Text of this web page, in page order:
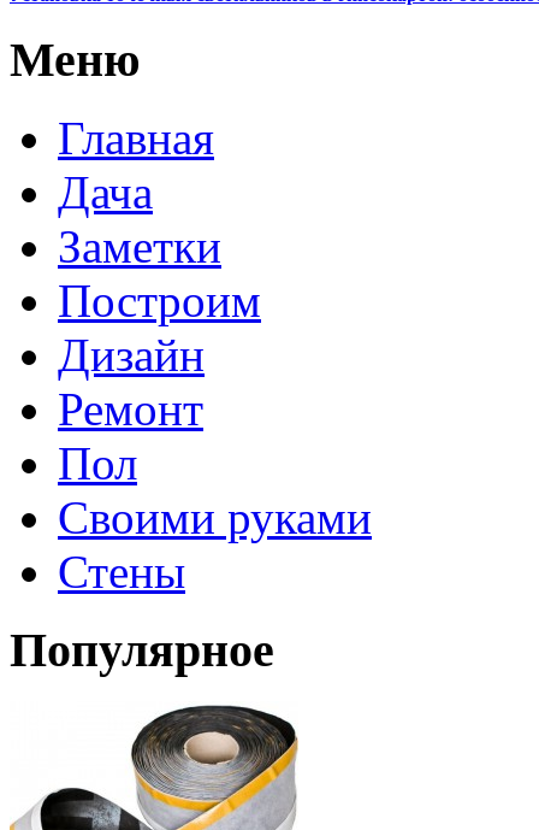
Меню
Главная
Дача
Заметки
Построим
Дизайн
Ремонт
Пол
Своими руками
Стены
Популярное